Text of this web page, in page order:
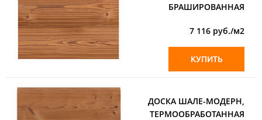
БРАШИРОВАННАЯ
7 116 руб./м2
КУПИТЬ
ДОСКА ШАЛЕ-МОДЕРН,
ТЕРМООБРАБОТАННАЯ